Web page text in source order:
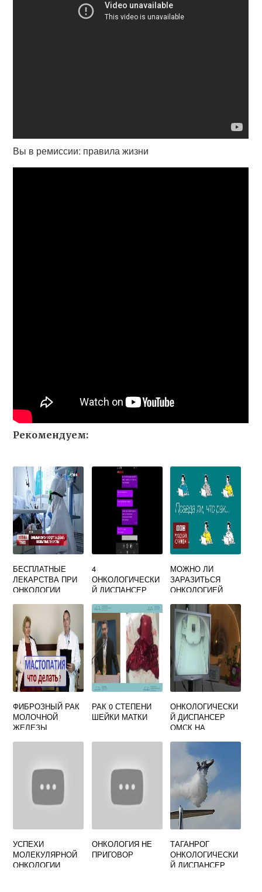
Вы в ремиссии: правила жизни
Рекомендуем:
БЕСПЛАТНЫЕ
ЛЕКАРСТВА ПРИ
ОНКОЛОГИИ
4
ОНКОЛОГИЧЕСКИ
Й ДИСПАНСЕР
РЕГИСТРАТУРЫ
ЗАПИСЬ
МОЖНО ЛИ
ЗАРАЗИТЬСЯ
ОНКОЛОГИЕЙ
ФИБРОЗНЫЙ РАК
МОЛОЧНОЙ
ЖЕЛЕЗЫ
РАК 0 СТЕПЕНИ
ШЕЙКИ МАТКИ
ОНКОЛОГИЧЕСКИ
Й ДИСПАНСЕР
ОМСК НА
УСПЕХИ
МОЛЕКУЛЯРНОЙ
ОНКОЛОГИИ
ОНКОЛОГИЯ НЕ
ПРИГОВОР
ТАГАНРОГ
ОНКОЛОГИЧЕСКИ
Й ДИСПАНСЕР